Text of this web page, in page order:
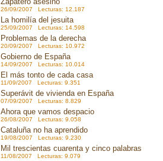
26/09/2007 Lecturas: 12.187
La homilía del jesuita
25/09/2007 Lecturas: 14.598
Problemas de la derecha
20/09/2007 Lecturas: 10.972
Gobierno de España
14/09/2007 Lecturas: 10.014
El más tonto de cada casa
11/09/2007 Lecturas: 9.351
Superávit de vivienda en España
07/09/2007 Lecturas: 8.829
Ahora que vamos despacio
26/08/2007 Lecturas: 9.058
Cataluña no ha aprendido
19/08/2007 Lecturas: 9.230
Mil trescientas cuarenta y cinco palabras
11/08/2007 Lecturas: 9.079